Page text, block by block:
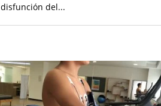
disfunción del...